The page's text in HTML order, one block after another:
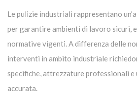
Le pulizie industriali rappresentano
per garantire ambienti di lavoro sicuri,
normative vigenti. A differenza delle
interventi in ambito industriale
specifiche, attrezzature professionali e
accurata.